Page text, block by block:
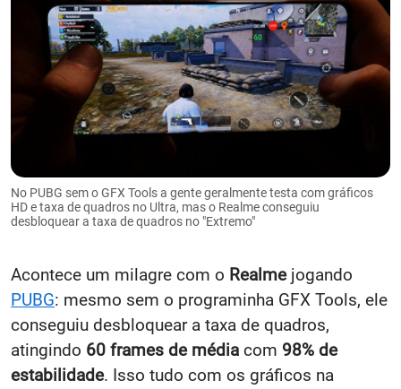
No PUBG sem o GFX Tools a gente geralmente testa com gráficos
HD e taxa de quadros no Ultra, mas o Realme conseguiu
desbloquear a taxa de quadros no "Extremo"
Acontece um milagre com o Realmejogando
PUBG: mesmo sem o programinha GFX Tools, ele
conseguiu desbloquear a taxa de quadros,
atingindo 60 frames de média com 98% de
estabilidade. Isso tudo com os gráficos na